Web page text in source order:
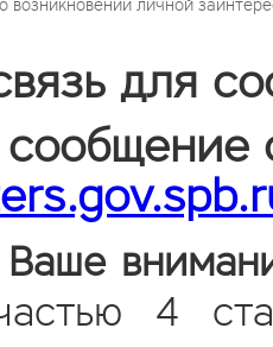
возникновении личной
для
4